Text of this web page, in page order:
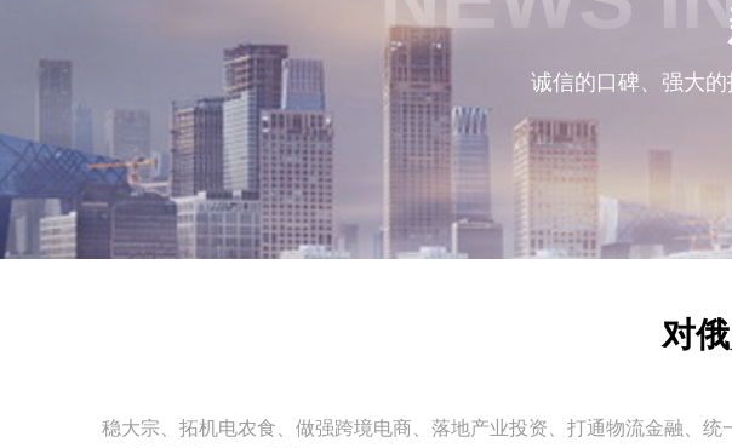
企业形象
诚信的口碑、强大
对
稳大宗、拓机电农食、做强跨境电商、落地产业投资、打通物流金融、统